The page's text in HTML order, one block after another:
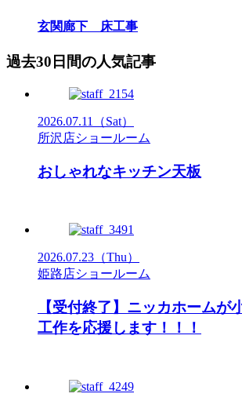
玄関廊下 床工事
過去30日間の人気記事
2026.07.11
（Sat）
所沢店ショールーム
おしゃれなキッチン天板
2026.07.23 （Thu）
姫路店ショールーム
【受付終了】ニッカホームが
工作を応援します！！！